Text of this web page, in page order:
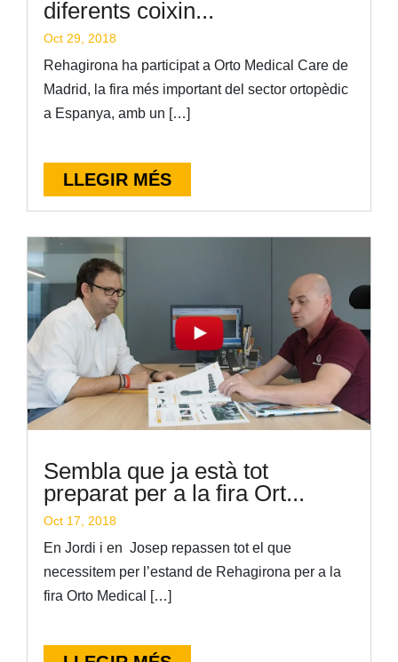
diferents coixin...
Oct 29, 2018
Rehagirona ha participat a Orto Medical Care de
Madrid, la fira més important del sector ortopèdic
a Espanya, amb un […]
LLEGIR MÉS
Sembla que ja està tot
preparat per a la fira Ort...
Oct 17, 2018
En Jordi i en Josep repassen tot el que
necessitem per l’estand de Rehagirona per a la
fira Orto Medical […]